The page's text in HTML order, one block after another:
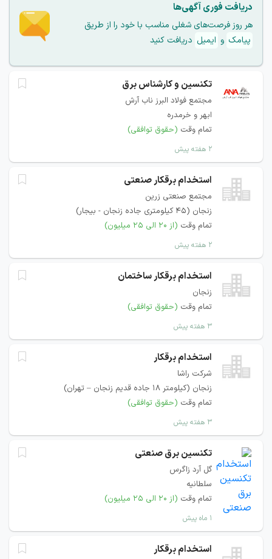
دریافت فوری آگهی‌ها
هر روز فرصت‌های شغلی مناسب با خود را از طریق
پیامک و ایمیل دریافت کنید
تکنسین و کارشناس برق
مجتمع فولاد البرز ناب آرش
ابهر و خرمدره
تمام وقت (حقوق توافقی)
۲ هفته پیش
استخدام برقکار صنعتی
مجتمع صنعتی زرین
زنجان (۴۵ کیلومتری جاده زنجان - بیجار)
تمام وقت (از ۲۰ الی ۲۵ میلیون)
۲ هفته پیش
استخدام برقکار ساختمان
زنجان
تمام وقت (حقوق توافقی)
۳ هفته پیش
استخدام برقکار
شرکت راشا
زنجان (کيلومتر 18 جاده قدیم زنجان – تهران)
تمام وقت (حقوق توافقی)
۳ هفته پیش
تکنسین برق صنعتی
گل آرد زاگرس
سلطانیه
تمام وقت (از ۲۰ الی ۲۵ میلیون)
۱ ماه پیش
استخدام برقکار